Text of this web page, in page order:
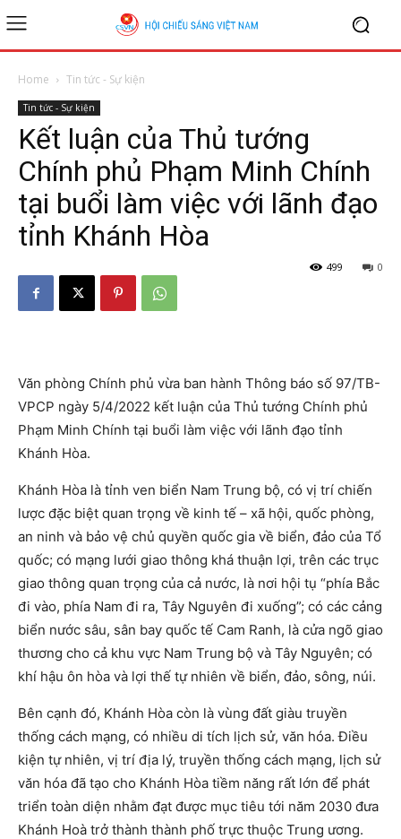
Home Tin tức - Sự kiện
Tin tức - Sự kiện
Kết luận của Thủ tướng
Chính phủ Phạm Minh Chính
tại buổi làm việc với lãnh đạo
tỉnh Khánh Hòa
0
499
Văn phòng Chính phủ vừa ban hành Thông báo số 97/TB-
VPCP ngày 5/4/2022 kết luận của Thủ tướng Chính phủ
Phạm Minh Chính tại buổi làm việc với lãnh đạo tỉnh
Khánh Hòa.
Khánh Hòa là tỉnh ven biển Nam Trung bộ, có vị trí chiến
lược đặc biệt quan trọng về kinh tế – xã hội, quốc phòng,
an ninh và bảo vệ chủ quyền quốc gia về biển, đảo của Tổ
quốc; có mạng lưới giao thông khá thuận lợi, trên các trục
giao thông quan trọng của cả nước, là nơi hội tụ “phía Bắc
đi vào, phía Nam đi ra, Tây Nguyên đi xuống”; có các cảng
biển nước sâu, sân bay quốc tế Cam Ranh, là cửa ngõ giao
thương cho cả khu vực Nam Trung bộ và Tây Nguyên; có
khí hậu ôn hòa và lợi thế tự nhiên về biển, đảo, sông, núi.
Bên cạnh đó, Khánh Hòa còn là vùng đất giàu truyền
thống cách mạng, có nhiều di tích lịch sử, văn hóa. Điều
kiện tự nhiên, vị trí địa lý, truyền thống cách mạng, lịch sử
văn hóa đã tạo cho Khánh Hòa tiềm năng rất lớn để phát
triển toàn diện nhằm đạt được mục tiêu tới năm 2030 đưa
Khánh Hoà trở thành thành phố trực thuộc Trung ương.